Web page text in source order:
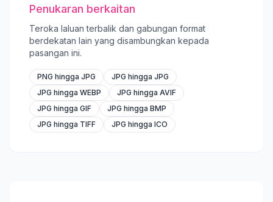
Penukaran berkaitan
Teroka laluan terbalik dan gabungan format
berdekatan lain yang disambungkan kepada
pasangan ini.
PNG hingga JPG
JPG hingga JPG
JPG hingga WEBP
JPG hingga AVIF
JPG hingga GIF
JPG hingga BMP
JPG hingga TIFF
JPG hingga ICO